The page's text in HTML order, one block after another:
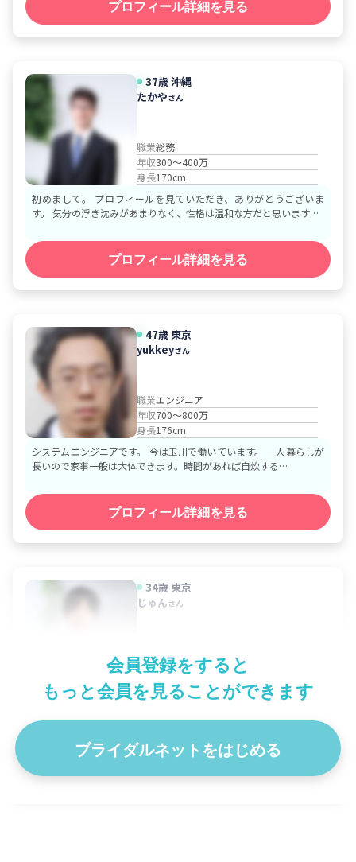
プロフィール詳細を見る
37歳沖縄
たかやさん
職業総務
年収300～400万
身長170cm
初めまして。 プロフィールを見ていただき、ありがとうございま
す。 気分の浮き沈みがあまりなく、性格は温和な方だと思います…
プロフィール詳細を見る
47歳 東京
yukkeyさん
職業エンジニア
年収700～800万
身長176cm
システムエンジニアです。 今は玉川で働いています。 一人暮らしが
長いので家事一般は大体できます。時間があれば自炊する…
プロフィール詳細を見る
5
34歳 東京
じゅん さん
年収800～900万
身長168cm
はじめまして。プロフィールをご覧いただきありがとうございま
す。 【仕事】 大手医療機器メーカーで、医療IT製品の…
会員登録をすると
もっと会員を見ることができます
ブライダルネットをはじめる